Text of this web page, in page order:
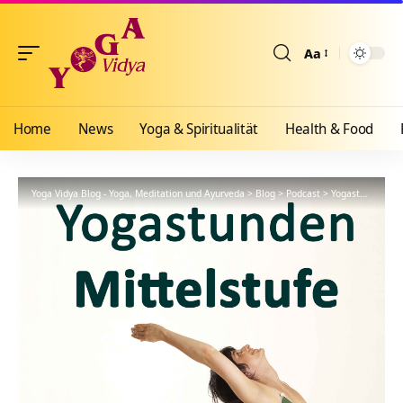
Aa
Home News Yoga & Spiritualität Health & Food
Yoga Vidya Blog - Yoga, Meditation und Ayurveda>Blog>Podcast>Yogastunde >